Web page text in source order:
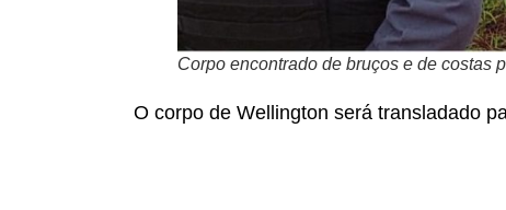
Corpo encontrado de bruços e de costas
O corpo de Wellington será transladado